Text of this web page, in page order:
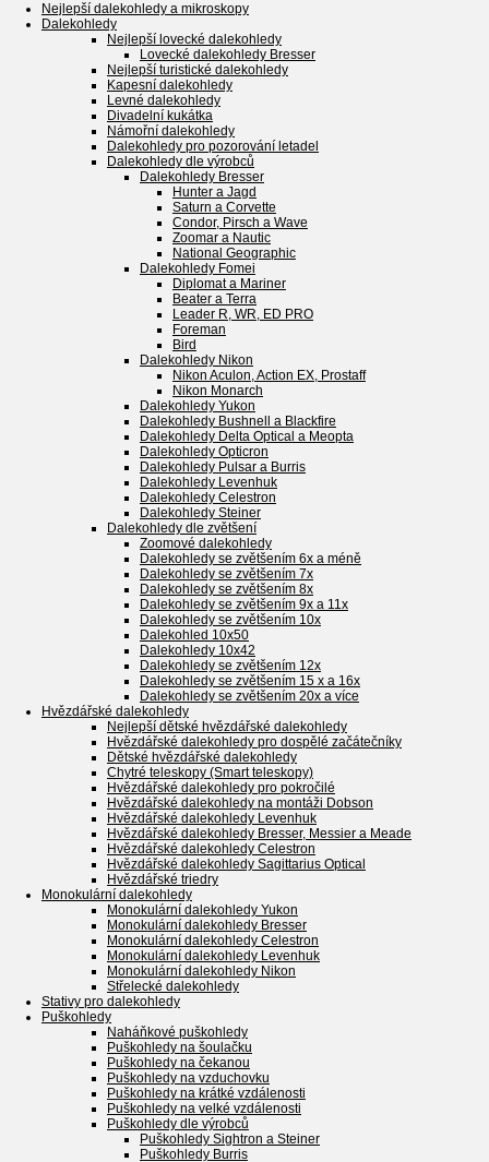
Nejlepší dalekohledy a mikroskopy
Dalekohledy
Nejlepší lovecké dalekohledy
Lovecké dalekohledy Bresser
Nejlepší turistické dalekohledy
Kapesní dalekohledy
Levné dalekohledy
Divadelní kukátka
Námořní dalekohledy
Dalekohledy pro pozorování letadel
Dalekohledy dle výrobců
Dalekohledy Bresser
Hunter a Jagd
Saturn a Corvette
Condor, Pirsch a Wave
Zoomar a Nautic
National Geographic
Dalekohledy Fomei
Diplomat a Mariner
Beater a Terra
Leader R, WR, ED PRO
Foreman
Bird
Dalekohledy Nikon
Nikon Aculon, Action EX, Prostaff
Nikon Monarch
Dalekohledy Yukon
Dalekohledy Bushnell a Blackfire
Dalekohledy Delta Optical a Meopta
Dalekohledy Opticron
Dalekohledy Pulsar a Burris
Dalekohledy Levenhuk
Dalekohledy Celestron
Dalekohledy Steiner
Dalekohledy dle zvětšení
Zoomové dalekohledy
Dalekohledy se zvětšením 6x a méně
Dalekohledy se zvětšením 7x
Dalekohledy se zvětšením 8x
Dalekohledy se zvětšením 9x a 11x
Dalekohledy se zvětšením 10x
Dalekohled 10x50
Dalekohledy 10x42
Dalekohledy se zvětšením 12x
Dalekohledy se zvětšením 15 x a 16x
Dalekohledy se zvětšením 20x a více
Hvězdářské dalekohledy
Nejlepší dětské hvězdářské dalekohledy
Hvězdářské dalekohledy pro dospělé začátečníky
Dětské hvězdářské dalekohledy
Chytré teleskopy (Smart teleskopy)
Hvězdářské dalekohledy pro pokročilé
Hvězdářské dalekohledy na montáži Dobson
Hvězdářské dalekohledy Levenhuk
Hvězdářské dalekohledy Bresser, Messier a Meade
Hvězdářské dalekohledy Celestron
Hvězdářské dalekohledy Sagittarius Optical
Hvězdářské triedry
Monokulární dalekohledy
Monokulární dalekohledy Yukon
Monokulární dalekohledy Bresser
Monokulární dalekohledy Celestron
Monokulární dalekohledy Levenhuk
Monokulární dalekohledy Nikon
Střelecké dalekohledy
Stativy pro dalekohledy
Puškohledy
Naháňkové puškohledy
Puškohledy na šoulačku
Puškohledy na čekanou
Puškohledy na vzduchovku
Puškohledy na krátké vzdálenosti
Puškohledy na velké vzdálenosti
Puškohledy dle výrobců
Puškohledy Sightron a Steiner
Puškohledy Burris